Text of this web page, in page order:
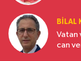
BILAL
Vatan
can